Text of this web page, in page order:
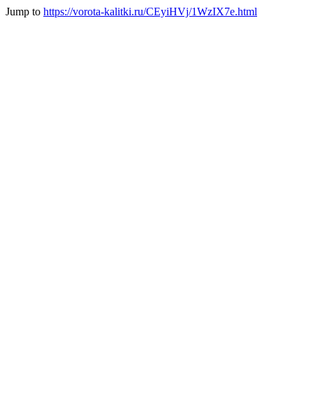
Jump to https://vorota-kalitki.ru/CEyiHVj/1WzIX7e.html